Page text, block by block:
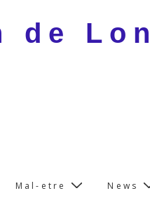
de
Mal-etre News